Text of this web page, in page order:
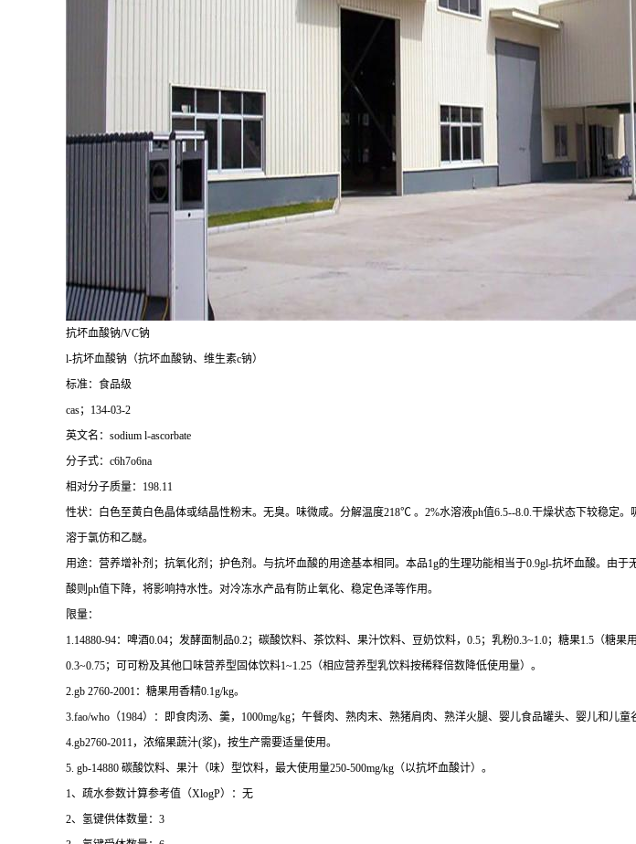
抗坏血酸钠/VC钠
l-抗坏血酸钠（抗坏血酸钠、维生素c钠）
标准：食品级
cas；134-03-2
英文名：sodium l-ascorbate
分子式：c6h7o6na
相对分子质量：198.11
性状：白色至黄白色晶体或结晶性粉末。无臭。味微咸。分解温度218℃ 。2%水溶液ph值6.5--8.0.干燥状态下较稳定
溶于氯仿和乙醚。
用途：营养增补剂；抗氧化剂；护色剂。与抗坏血酸的用途基本相同。本品1g的生理功能相当于0.9gl-抗坏血酸。由
酸则ph值下降，将影响持水性。对冷冻水产品有防止氧化、稳定色泽等作用。
限量：
1.14880-94：啤酒0.04；发酵面制品0.2；碳酸饮料、茶饮料、果汁饮料、豆奶饮料，0.5；乳粉0.3~1.0；糖果1.5（糖
0.3~0.75；可可粉及其他口味营养型固体饮料1~1.25（相应营养型乳饮料按稀释倍数降低使用量）。
2.gb 2760-2001：糖果用香精0.1g/kg。
3.fao/who（1984）：即食肉汤、羹，1000mg/kg；午餐肉、熟肉末、熟猪肩肉、熟洋火腿、婴儿食品罐头、婴儿和儿
4.gb2760-2011，浓缩果蔬汁(浆)，按生产需要适量使用。
5. gb-14880 碳酸饮料、果汁（味）型饮料，最大使用量250-500mg/kg（以抗坏血酸计）。
1、疏水参数计算参考值（XlogP）：无
2、氢键供体数量：3